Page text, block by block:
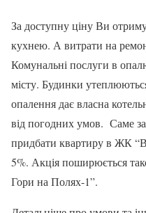
За доступну ціну Ви
кухнею. А витрати на
Комунальні послуги в
місту. Будинки
опалення дає власна
від погодних умов. Саме
придбати квартиру в ЖК
5%. Акція поширюється
Гори на Полях-1”.